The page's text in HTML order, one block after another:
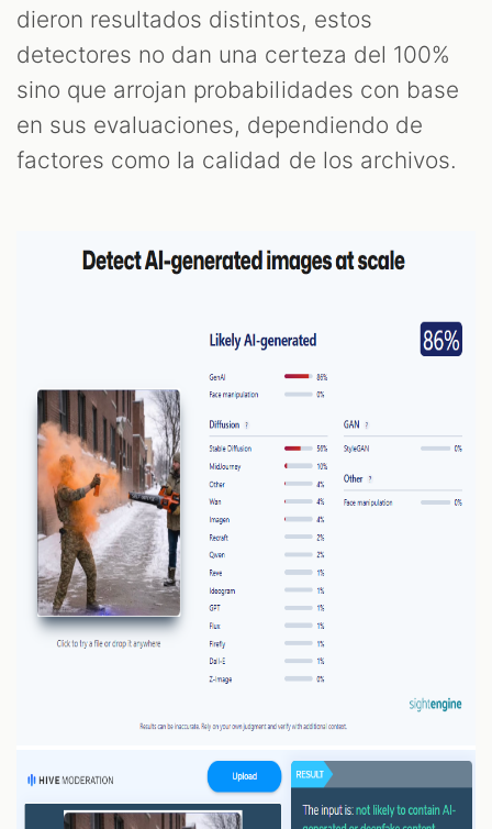
dieron resultados distintos, estos
detectores no dan una certeza del 100%
sino que arrojan probabilidades con base
en sus evaluaciones, dependiendo de
factores como la calidad de los archivos.